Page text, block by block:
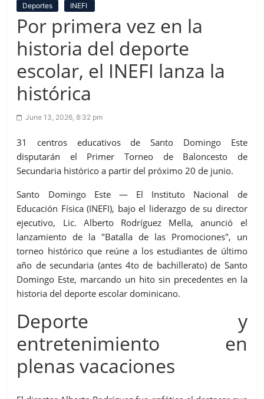
Deportes INEFI
Por primera vez en la
historia del deporte
escolar, el INEFI lanza la
histórica
June 13, 2026, 8:32 pm
31 centros educativos de Santo Domingo Este
disputarán el Primer Torneo de Baloncesto de
Secundaria histórico a partir del próximo 20 de junio.
Santo Domingo Este — El Instituto Nacional de
Educación Física (INEFI), bajo el liderazgo de su director
ejecutivo, Lic. Alberto Rodríguez Mella, anunció el
lanzamiento de la "Batalla de las Promociones", un
torneo histórico que reúne a los estudiantes de último
año de secundaria (antes 4to de bachillerato) de Santo
Domingo Este, marcando un hito sin precedentes en la
historia del deporte escolar dominicano.
Deporte y
entretenimiento en
plenas vacaciones